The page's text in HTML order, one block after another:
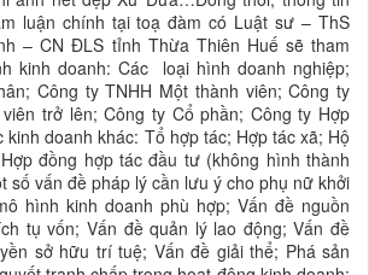
luận chính tại toạ đàm có Luật sư – ThS
– CN ĐLS tỉnh Thừa Thiên Huế sẽ tham
kinh doanh: Các loại hình doanh nghiệp;
Công ty TNHH Một thành viên; Công ty
trở lên; Công ty Cổ phần; Công ty Hợp
doanh khác: Tổ hợp tác; Hợp tác xã; Hộ
đồng hợp tác đầu tư (không hình thành
số vấn đề pháp lý cần lưu ý cho phụ nữ khởi
hình kinh doanh phù hợp; Vấn đề nguồn
tụ vốn; Vấn đề quản lý lao động; Vấn đề
sở hữu trí tuệ; Vấn đề giải thể; Phá sản